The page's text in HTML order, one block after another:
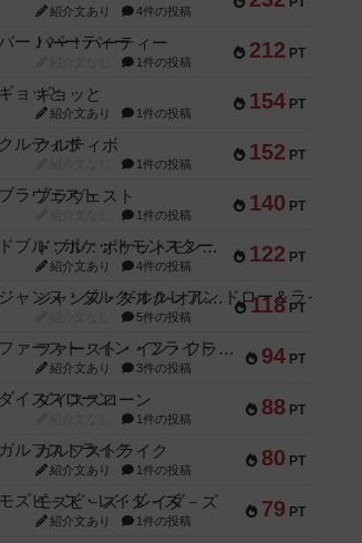
紹介文あり 4件の投稿
212 PT
バー！パーティー
1件の投稿
154 PT
ギョッと
紹介文あり 1件の投稿
152 PT
クルティボ
1件の投稿
140 PT
ブラヴェスト
1件の投稿
122 PT
ドブル：ポケットモンスター
紹介文あり 4件の投稿
118 PT
ジャンヌ・ダルク-オルレアン ドロー＆ライト
5件の投稿
94 PT
ファースト・イン・フライト
紹介文あり 3件の投稿
88 PT
ダイススローン
1件の投稿
80 PT
ガルフストライク
紹介文あり 1件の投稿
79 PT
モズビ－ズ・レイダ－ズ
紹介文あり 1件の投稿